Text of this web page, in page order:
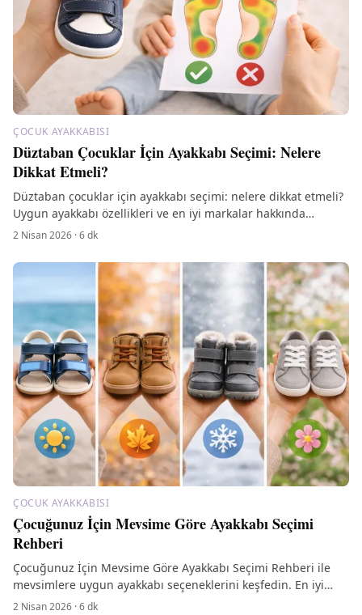
ÇOCUK AYAKKABISI
Düztaban Çocuklar İçin Ayakkabı Seçimi: Nelere
Dikkat Etmeli?
Düztaban çocuklar için ayakkabı seçimi: nelere dikkat etmeli?
Uygun ayakkabı özellikleri ve en iyi markalar hakkında
bilgilere ulaşın.
2 Nisan 2026 ·6dk
ÇOCUK AYAKKABISI
Çocuğunuz İçin Mevsime Göre Ayakkabı Seçimi
Rehberi
Çocuğunuz İçin Mevsime Göre Ayakkabı Seçimi Rehberi ile
mevsimlere uygun ayakkabı seçeneklerini keşfedin. En iyi
modelleri ve ipuçlarını öğrenin!
2 Nisan 2026 ·6dk